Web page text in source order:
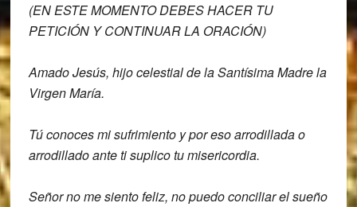
(EN ESTE MOMENTO DEBES HACER TU
PETICIÓN Y CONTINUAR LA ORACIÓN)
Amado Jesús, hijo celestial de la Santísima Madre la
Virgen María.
Tú conoces mi sufrimiento y por esoarrodillada o
arrodillado ante tisuplico tu misericordia.
Señor no me siento feliz, no puedoconciliar el sueño